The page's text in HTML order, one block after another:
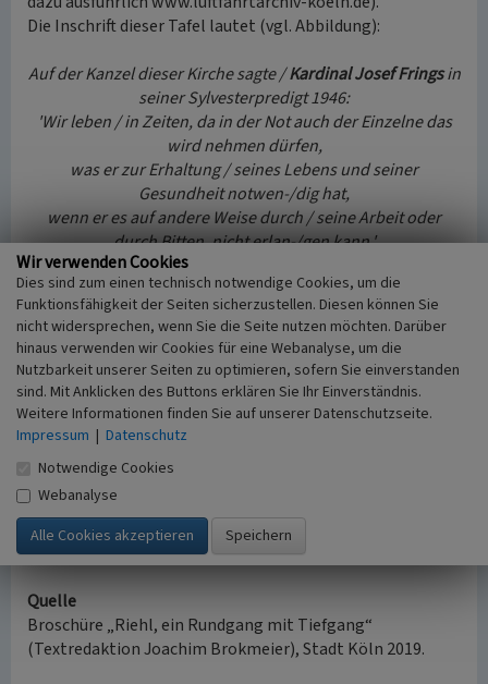
Die Inschrift dieser Tafel lautet (vgl. Abbildung):
Auf der Kanzel dieser Kirche sagte /Kardinal Josef Fringsin
seiner Sylvesterpredigt 1946:
'Wir leben / in Zeiten, da in der Not auch der Einzelne das
wird nehmen dürfen,
was er zur Erhaltung / seines Lebens und seiner
Gesundheit notwen-/dig hat,
wenn er es auf andere Weise durch / seine Arbeit oder
durch Bitten, nicht erlan-/gen kann.'
Daraufhin prägte der Kölner / Volksmund das Wort /
Fringsen.
Baudenkmal / Hinweis
Mit Eintragung vom 10. Januar 1983 wurde die „Kirche
Sankt Engelbert, Riehler Gürtel 12, Riehl“ unter der
laufenden Nr. 1256 als Baudenkmal geschützt.
Sie ist wertgebendes Merkmal des historischen
Kulturlandschaftsbereiches
(Regionalplan Köln 340).
(Joachim Brokmeier, Bergisch Gladbach, 2020/2021 /
Franz-Josef Knöchel, Digitales Kulturerbe LVR, 2020/23)
Quelle
Broschüre „Riehl, ein Rundgang mit Tiefgang“
(Textredaktion Joachim Brokmeier), Stadt Köln 2019.
Wir verwenden Cookies
Dies sind zum einen technisch notwendige Cookies, um die
Funktionsfähigkeit der Seiten sicherzustellen. Diesen können Sie
nicht widersprechen, wenn Sie die Seite nutzen möchten. Darüber
hinaus verwenden wir Cookies für eine Webanalyse, um die
Nutzbarkeit unserer Seiten zu optimieren, sofern Sie einverstanden
sind. Mit Anklicken des Buttons erklären Sie Ihr Einverständnis.
Weitere Informationen finden Sie auf unserer Datenschutzseite.
Impressum | Datenschutz
Notwendige Cookies
Webanalyse